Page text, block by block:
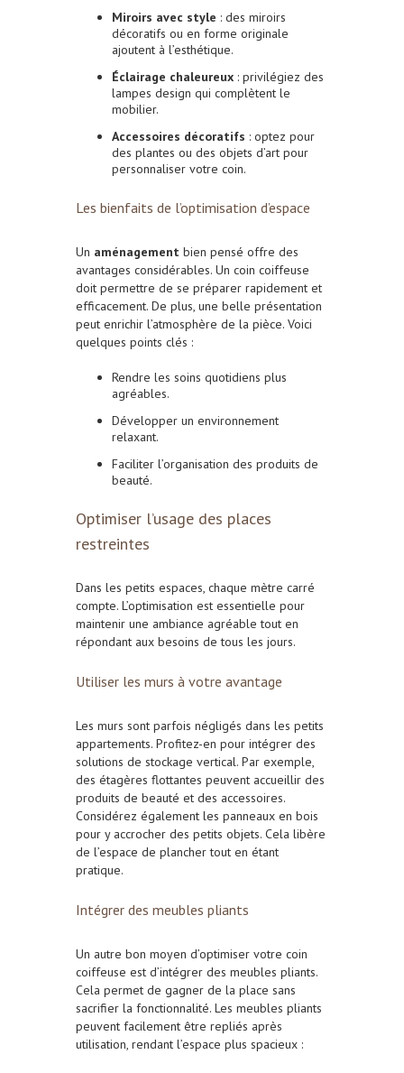
Miroirs avec style : des miroirs
décoratifs ou en forme originale
ajoutent à l’esthétique.
Éclairage chaleureux : privilégiez des
lampes design qui complètent le
mobilier.
Accessoires décoratifs : optez pour
des plantes ou des objets d’art pour
personnaliser votre coin.
Les bienfaits de l’optimisation d’espace
Un aménagement bien pensé offre des
avantages considérables. Un coin coiffeuse
doit permettre de se préparer rapidement et
efficacement. De plus, une belle présentation
peut enrichir l’atmosphère de la pièce. Voici
quelques points clés :
Rendre les soins quotidiens plus
agréables.
Développer un environnement
relaxant.
Faciliter l’organisation des produits de
beauté.
Optimiser l’usage des places
restreintes
Dans les petits espaces, chaque mètre carré
compte. L’optimisation est essentielle pour
maintenir une ambiance agréable tout en
répondant aux besoins de tous les jours.
Utiliser les murs à votre avantage
Les murs sont parfois négligés dans les petits
appartements. Profitez-en pour intégrer des
solutions de stockage vertical. Par exemple,
des étagères flottantes peuvent accueillir des
produits de beauté et des accessoires.
Considérez également les panneaux en bois
pour y accrocher des petits objets. Cela libère
de l’espace de plancher tout en étant
pratique.
Intégrer des meubles pliants
Un autre bon moyen d’optimiser votre coin
coiffeuse est d’intégrer des meubles pliants.
Cela permet de gagner de la place sans
sacrifier la fonctionnalité. Les meubles pliants
peuvent facilement être repliés après
utilisation, rendant l’espace plus spacieux :